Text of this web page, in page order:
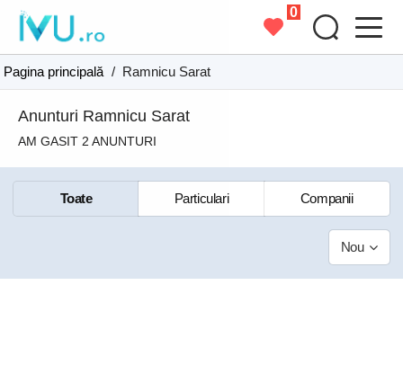
0
Pagina principală / Ramnicu Sarat
Anunturi Ramnicu Sarat
AM GASIT 2 ANUNTURI
Toate Particulari Companii
Nou